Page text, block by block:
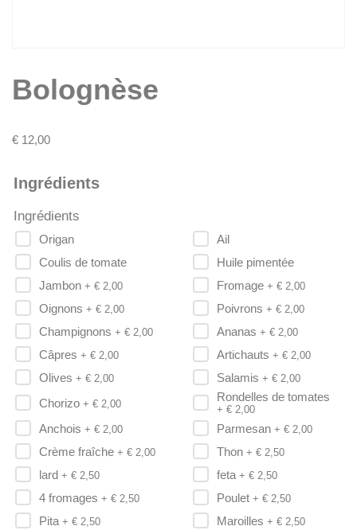
Bolognèse
€ 12,00
Ingrédients
Ingrédients
Origan
Ail
Coulis de tomate
Huile pimentée
Jambon + € 2,00 Fromage + € 2,00
Oignons + € 2,00 Poivrons + € 2,00
Champignons + € 2,00 Ananas + € 2,00
Câpres + € 2,00 Artichauts + € 2,00
Olives + € 2,00 Salamis + € 2,00
Chorizo + € 2,00 Rondelles de tomates
+ € 2,00
Anchois + € 2,00 Parmesan + € 2,00
Crème fraîche + € 2,00 Thon + € 2,50
lard + € 2,50 feta + € 2,50
4 fromages + € 2,50 Poulet + € 2,50
Pita + € 2,50 Maroilles + € 2,50